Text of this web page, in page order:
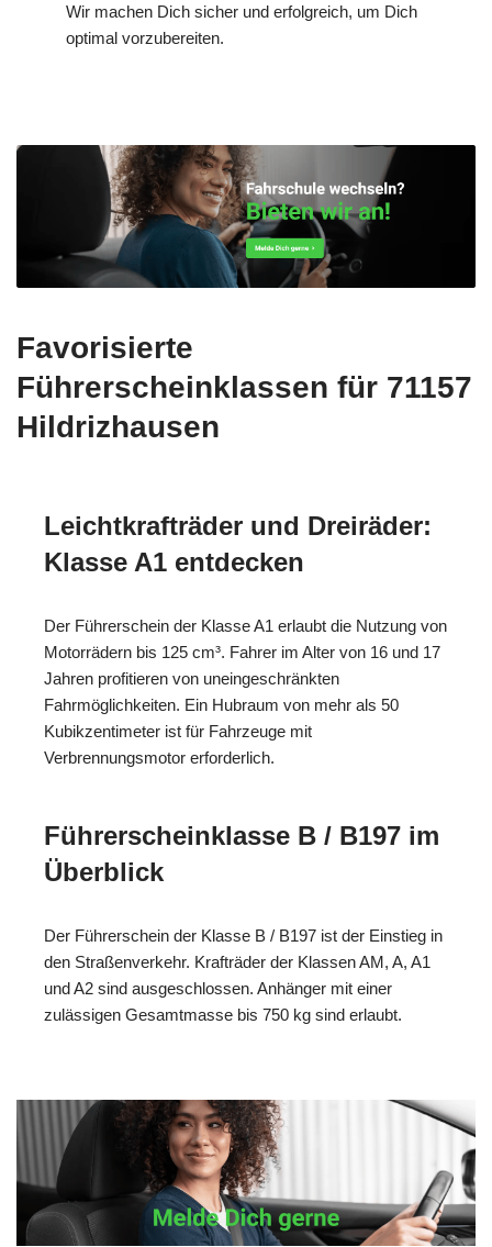
Wir machen Dich sicher und erfolgreich, um Dich
optimal vorzubereiten.
Favorisierte
Führerscheinklassen für 71157
Hildrizhausen
Leichtkrafträder und Dreiräder:
Klasse A1 entdecken
Der Führerschein der Klasse A1 erlaubt die Nutzung von
Motorrädern bis 125 cm³. Fahrer im Alter von 16 und 17
Jahren profitieren von uneingeschränkten
Fahrmöglichkeiten. Ein Hubraum von mehr als 50
Kubikzentimeter ist für Fahrzeuge mit
Verbrennungsmotor erforderlich.
Führerscheinklasse B / B197 im
Überblick
Der Führerschein der Klasse B / B197 ist der Einstieg in
den Straßenverkehr. Krafträder der Klassen AM, A, A1
und A2 sind ausgeschlossen. Anhänger mit einer
zulässigen Gesamtmasse bis 750 kg sind erlaubt.